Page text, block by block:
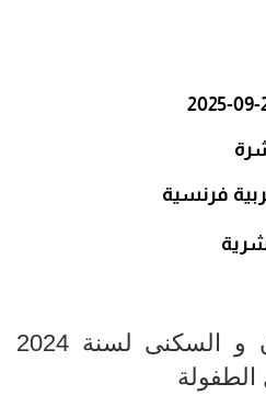
2025-09-
فرنسية
التعداد العام للسكان و السكنى لسنة 2024